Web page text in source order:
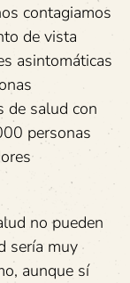
contagiamos
de vista
asintomáticas
de salud con
personas
no pueden
sería muy
aunque sí